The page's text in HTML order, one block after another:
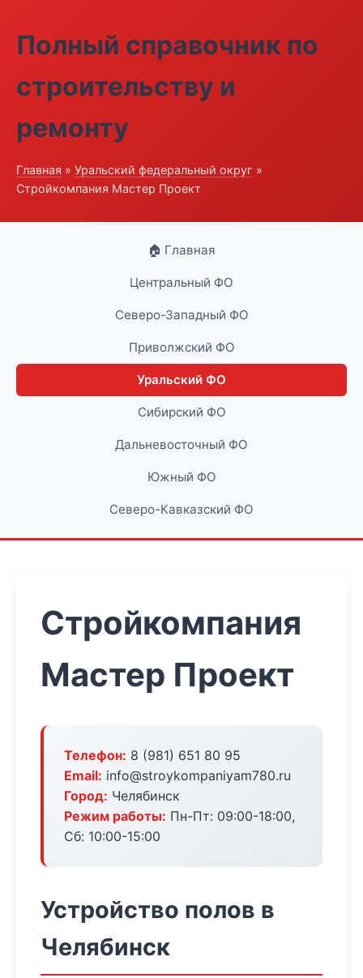
Полный справочник по
строительству и
ремонту
Главная » Уральский федеральный округ »
Стройкомпания Мастер Проект
🏠 Главная
Центральный ФО
Северо-Западный ФО
Приволжский ФО
Уральский ФО
Сибирский ФО
Дальневосточный ФО
Южный ФО
Северо-Кавказский ФО
Стройкомпания
Мастер Проект
Телефон: 8 (981) 651 80 95
Email: info@stroykompaniyam780.ru
Город: Челябинск
Режим работы: Пн-Пт: 09:00-18:00,
Сб: 10:00-15:00
Устройство полов в
Челябинск